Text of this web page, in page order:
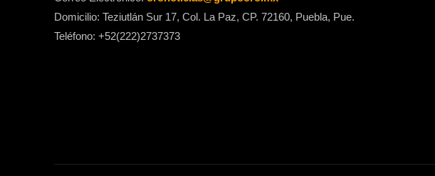
Domicilio: Teziutlán Sur 17, Col. La Paz, CP. 72160, Puebla, Pue.
Teléfono: +52(222)2737373